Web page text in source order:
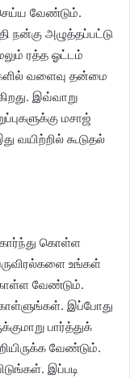
வேண்டும்.
நன்கு அழுத்தப்பட்டு
ரத்த ஓட்டம்
வளைவு தன்மை
இவ்வாறு
மசாஜ்
வயிற்றில் கூடுதல்
கொள்ள
உங்கள்
கொள்ள வேண்டும்.
இப்போது
பார்த்துக்
வேண்டும்.
இப்படி